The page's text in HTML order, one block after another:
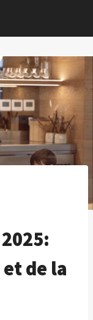
de la